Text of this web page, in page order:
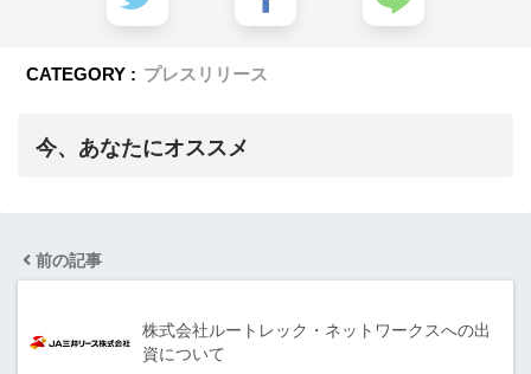
CATEGORY : プレスリリース
今、あなたにオススメ
前の記事
株式会社ルートレック・ネットワークスへの出
資について